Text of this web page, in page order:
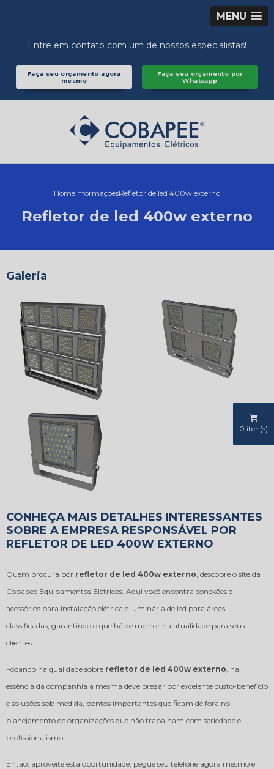
MENU
Entre em contato com um de nossos especialistas!
Faça seu orçamento agora
mesmo
Faça seu orçamento por
Whatsapp
0 iten(s)
HomeInformaçõesRefletor de led 400w externo
Refletor de led 400w externo
Galeria
CONHEÇA MAIS DETALHES INTERESSANTES
SOBRE A EMPRESA RESPONSÁVEL POR
REFLETOR DE LED 400W EXTERNO
Quem procura por refletor de led 400w externo , descobre o site da
Cobapee Equipamentos Elétricos. Aqui você encontra conexões e
acessórios para instalação elétrica e luminária de led para áreas
classificadas, garantindo o que há de melhor na atualidade para seus
clientes.
Focando na qualidade sobre refletor de led 400w externo , na
essência da companhia a mesma deve prezar por excelente custo-benefício
e soluções sob medida, pontos importantes que ficam de fora no
planejamento de organizações que não trabalham com seriedade e
profissionalismo.
Então, aproveite esta oportunidade, pegue seu telefone agora mesmo e